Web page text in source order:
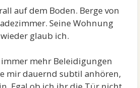
auf dem Boden. Berge von
Seine Wohnung
glaub ich.
mehr Beleidigungen
mir dauernd subtil anhören,